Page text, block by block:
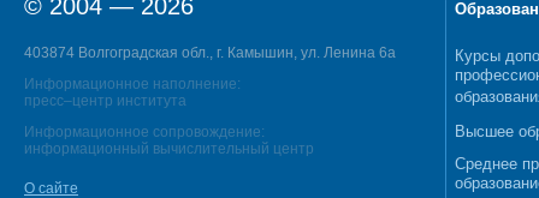
© 2004 — 2026
403874 Волгоградская обл., г. Камышин, ул. Ленина 6а
Информационное наполнение:
пресс–центр института
Информационное сопровождение:
информационный вычислительный центр
О сайте
Курсы
Высшее
Среднее